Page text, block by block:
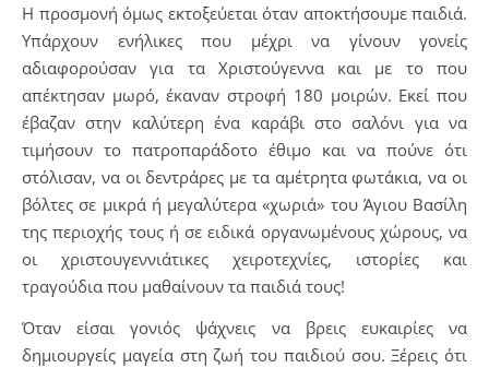
Η προσμονή όμως εκτοξεύεται όταν αποκτήσουμε παιδιά.
Υπάρχουν ενήλικες που μέχρι να γίνουν γονείς
αδιαφορούσαν για τα Χριστούγεννα και με το που
απέκτησαν μωρό, έκαναν στροφή 180 μοιρών. Εκεί που
έβαζαν στην καλύτερη ένα καράβι στο σαλόνι για να
τιμήσουν το πατροπαράδοτο έθιμο και να πούνε ότι
στόλισαν, να οι δεντράρες με τα αμέτρητα φωτάκια, να οι
βόλτες σε μικρά ή μεγαλύτερα «χωριά» του Άγιου Βασίλη
της περιοχής τους ή σε ειδικά οργανωμένους χώρους, να
οι χριστουγεννιάτικες χειροτεχνίες, ιστορίες και
τραγούδια που μαθαίνουν τα παιδιά τους!
Όταν είσαι γονιός ψάχνεις να βρεις ευκαιρίες να
δημιουργείς μαγεία στη ζωή του παιδιού σου. Ξέρεις ότι